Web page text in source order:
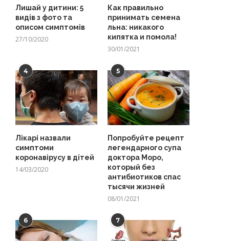
Лишай у дитини: 5
видів з фото та
описом симптомів
27/10/2020
Как правильно
принимать семена
льна: никакого
кипятка и помола!
30/01/2021
4
Лікарі назвали
симптоми
коронавірусу в дітей
14/03/2020
5
Попробуйте рецепт
легендарного супа
доктора Моро,
который без
антибиотиков спас
тысячи жизней
08/01/2021
6 7